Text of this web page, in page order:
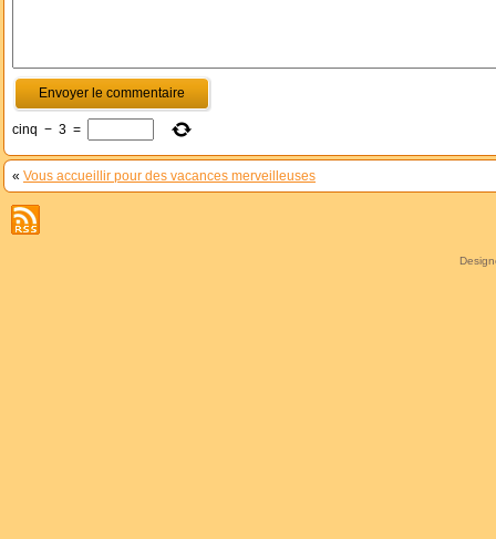
cinq − 3 =
« Vous accueillir pour des vacances merveilleuses